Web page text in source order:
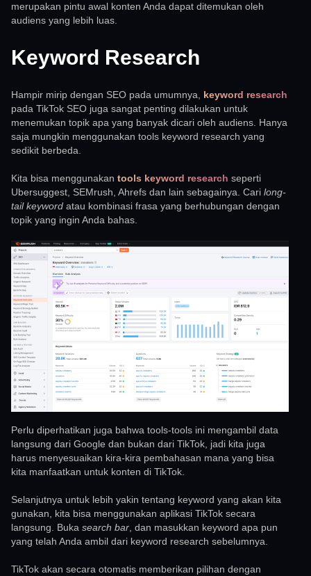
merupakan pintu awal konten Anda dapat ditemukan oleh
audiens yang lebih luas.
Keyword Research
Hampir mirip dengan SEO pada umumnya, keyword research
pada TikTok SEO juga sangat penting dilakukan untuk
menemukan topik apa yang banyak dicari oleh audiens. Hanya
saja mungkin menggunakan tools keyword research yang
sedikit berbeda.
Kita bisa menggunakan tools keyword research seperti
Ubersuggest, SEMrush, Ahrefs dan lain sebagainya. Cari long-
tail keyword atau kombinasi frasa yang berhubungan dengan
topik yang ingin Anda bahas.
Perlu diperhatikan juga bahwa tools-tools ini mengambil data
langsung dari Google dan bukan dari TikTok, jadi kita juga
harus menyesuaikan kira-kira pembahasan mana yang bisa
kita manfaatkan untuk konten di TikTok.
Selanjutnya untuk lebih yakin tentang keyword yang akan kita
gunakan, kita bisa menggunakan aplikasi TikTok secara
langsung. Buka search bar, dan masukkan keyword apa pun
yang telah Anda ambil dari keyword research sebelumnya.
TikTok akan secara otomatis memberikan pilihan dengan